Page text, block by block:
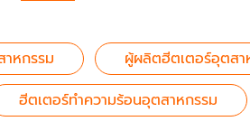
หกรรม ผู้ผลิตฮีตเตอร์อุตสา
ฮีตเตอร์ทำความร้อนอุตสาหกรรม